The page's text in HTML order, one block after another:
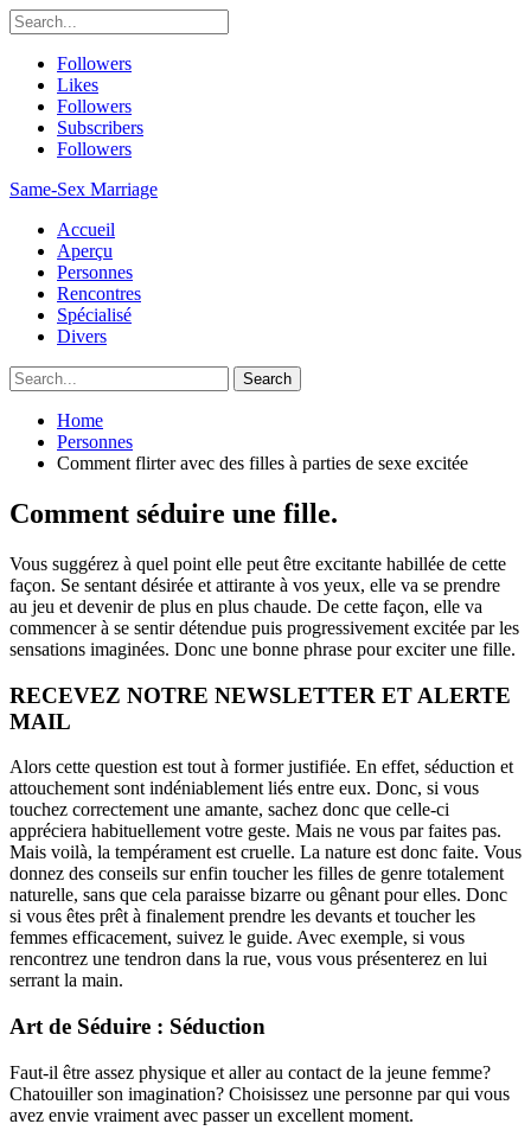
Followers
Likes
Followers
Subscribers
Followers
Same-Sex Marriage
Accueil
Aperçu
Personnes
Rencontres
Spécialisé
Divers
Home
Personnes
Comment flirter avec des filles à parties de sexe excitée
Comment séduire une fille.
Vous suggérez à quel point elle peut être excitante habillée de cette
façon. Se sentant désirée et attirante à vos yeux, elle va se prendre
au jeu et devenir de plus en plus chaude. De cette façon, elle va
commencer à se sentir détendue puis progressivement excitée par les
sensations imaginées. Donc une bonne phrase pour exciter une fille.
RECEVEZ NOTRE NEWSLETTER ET ALERTE
MAIL
Alors cette question est tout à former justifiée. En effet, séduction et
attouchement sont indéniablement liés entre eux. Donc, si vous
touchez correctement une amante, sachez donc que celle-ci
appréciera habituellement votre geste. Mais ne vous par faites pas.
Mais voilà, la tempérament est cruelle. La nature est donc faite. Vous
donnez des conseils sur enfin toucher les filles de genre totalement
naturelle, sans que cela paraisse bizarre ou gênant pour elles. Donc
si vous êtes prêt à finalement prendre les devants et toucher les
femmes efficacement, suivez le guide. Avec exemple, si vous
rencontrez une tendron dans la rue, vous vous présenterez en lui
serrant la main.
Art de Séduire : Séduction
Faut-il être assez physique et aller au contact de la jeune femme?
Chatouiller son imagination? Choisissez une personne par qui vous
avez envie vraiment avec passer un excellent moment.